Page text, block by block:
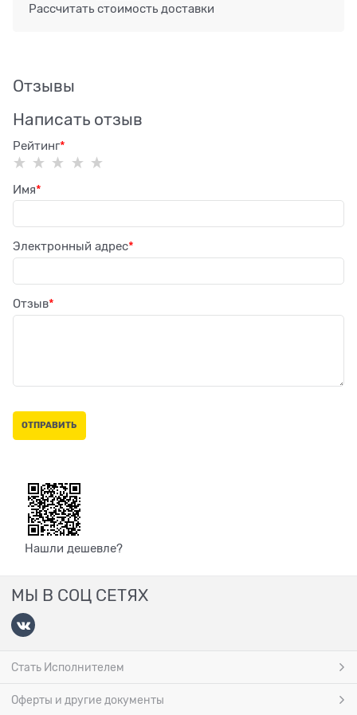
Рассчитать стоимость доставки
Отзывы
Написать отзыв
Рейтинг
Имя
Электронный адрес
Отзыв
Нашли дешевле?
МЫ В СОЦ СЕТЯХ
Стать Исполнителем
Оферты и другие документы